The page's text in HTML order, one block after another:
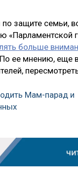
защите семьи,
«Парламентской
больше
ее мнению, еще
Мам-парад и